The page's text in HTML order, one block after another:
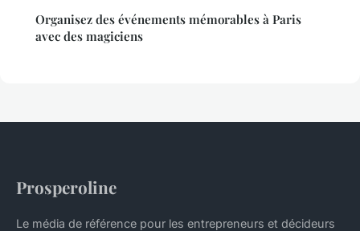
Organisez des événements mémorables à Paris
avec des magiciens
Prosperoline
Le média de référence pour les entrepreneurs et décideurs